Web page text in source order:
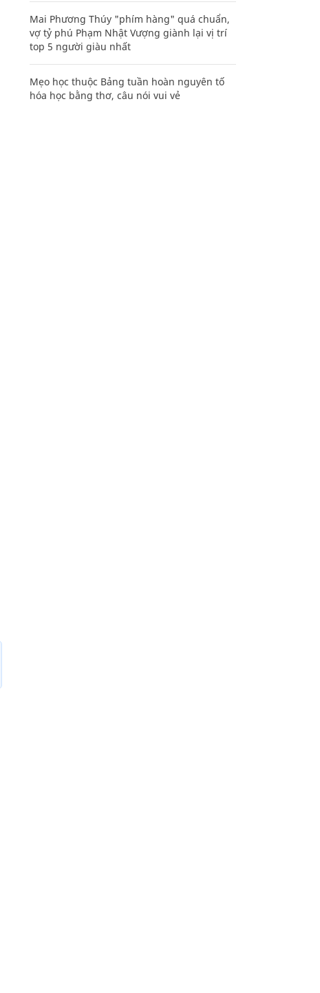
Mai Phương Thúy "phím hàng" quá chuẩn,
vợ tỷ phú Phạm Nhật Vượng giành lại vị trí
top 5 người giàu nhất
Mẹo học thuộc Bảng tuần hoàn nguyên tố
hóa học bằng thơ, câu nói vui vẻ